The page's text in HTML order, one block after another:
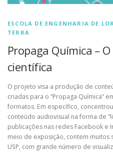
ESCOLA DE ENGENHARIA DE
TERRA
Propaga Química –
científica
O projeto visa a produção de
criadas para o “Propaga Química”
formatos. Em específico,
conteúdo audiovisual na forma de
publicações nas redes Facebook e
meio de exposição, contem
USP, com grande número de